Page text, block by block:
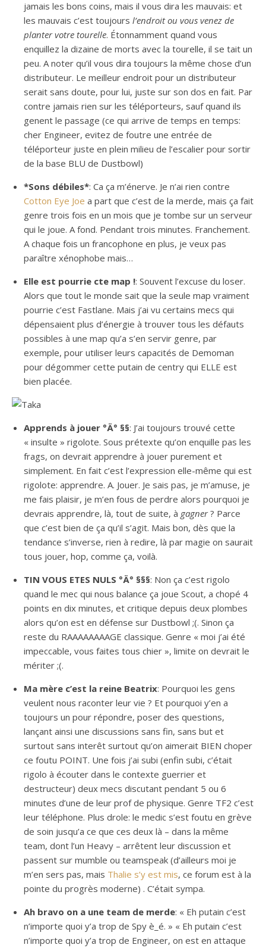
jamais les bons coins, mais il vous dira les mauvais: et
les mauvais c’est toujours l’endroit ou vous venez de
planter votre tourelle. Étonnamment quand vous
enquillez la dizaine de morts avec la tourelle, il se tait un
peu. A noter qu’il vous dira toujours la même chose d’un
distributeur. Le meilleur endroit pour un distributeur
serait sans doute, pour lui, juste sur son dos en fait. Par
contre jamais rien sur les téléporteurs, sauf quand ils
genent le passage (ce qui arrive de temps en temps:
cher Engineer, evitez de foutre une entrée de
téléporteur juste en plein milieu de l’escalier pour sortir
de la base BLU de Dustbowl)
*Sons débiles*: Ca ça m’énerve. Je n’ai rien contre
Cotton Eye Joe a part que c’est de la merde, mais ça fait
genre trois fois en un mois que je tombe sur un serveur
qui le joue. A fond. Pendant trois minutes. Franchement.
A chaque fois un francophone en plus, je veux pas
paraître xénophobe mais…
Elle est pourrie cte map !: Souvent l’excuse du loser.
Alors que tout le monde sait que la seule map vraiment
pourrie c’est Fastlane. Mais j’ai vu certains mecs qui
dépensaient plus d’énergie à trouver tous les défauts
possibles à une map qu’a s’en servir genre, par
exemple, pour utiliser leurs capacités de Demoman
pour dégommer cette putain de centry qui ELLE est
bien placée.
Apprends à jouer °Ä° §§: J’ai toujours trouvé cette
« insulte » rigolote. Sous prétexte qu’on enquille pas les
frags, on devrait apprendre à jouer purement et
simplement. En fait c’est l’expression elle-même qui est
rigolote: apprendre. A. Jouer. Je sais pas, je m’amuse, je
me fais plaisir, je m’en fous de perdre alors pourquoi je
devrais apprendre, là, tout de suite, à gagner? Parce
que c’est bien de ça qu’il s’agit. Mais bon, dès que la
tendance s’inverse, rien à redire, là par magie on saurait
tous jouer, hop, comme ça, voilà.
TIN VOUS ETES NULS °Ä° §§§: Non ça c’est rigolo
quand le mec qui nous balance ça joue Scout, a chopé 4
points en dix minutes, et critique depuis deux plombes
alors qu’on est en défense sur Dustbowl ;(. Sinon ça
reste du RAAAAAAAAGE classique. Genre « moi j’ai été
impeccable, vous faites tous chier », limite on devrait le
mériter ;(.
Ma mère c’est la reine Beatrix: Pourquoi les gens
veulent nous raconter leur vie ? Et pourquoi y’en a
toujours un pour répondre, poser des questions,
lançant ainsi une discussions sans fin, sans but et
surtout sans interêt surtout qu’on aimerait BIEN choper
ce foutu POINT. Une fois j’ai subi (enfin subi, c’était
rigolo à écouter dans le contexte guerrier et
destructeur) deux mecs discutant pendant 5 ou 6
minutes d’une de leur prof de physique. Genre TF2 c’est
leur téléphone. Plus drole: le medic s’est foutu en grève
de soin jusqu’a ce que ces deux là – dans la même
team, dont l’un Heavy – arrêtent leur discussion et
passent sur mumble ou teamspeak (d’ailleurs moi je
m’en sers pas, mais Thalie s’y est mis, ce forum est à la
pointe du progrès moderne) . C’était sympa.
Ah bravo on a une team de merde: « Eh putain c’est
n’importe quoi y’a trop de Spy è_é. » « Eh putain c’est
n’importe quoi y’a trop de Engineer, on est en attaque